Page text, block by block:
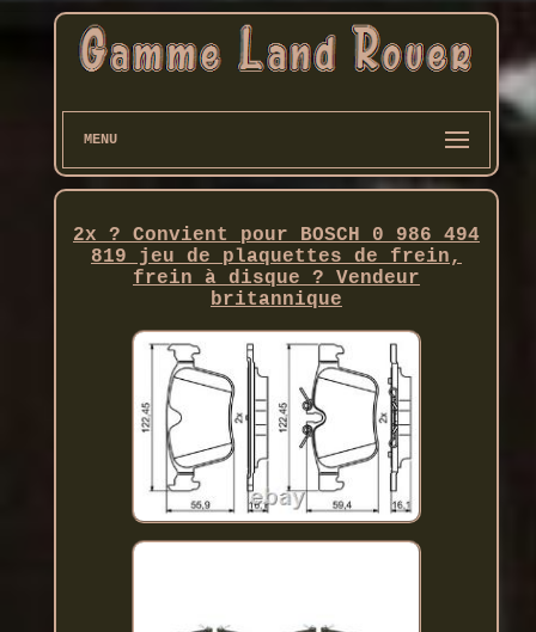
MENU
2x ? Convient pour BOSCH 0 986 494
819 jeu de plaquettes de frein,
frein à disque ? Vendeur
britannique